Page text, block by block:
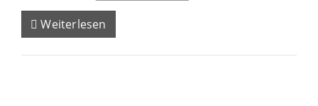
Weiterlesen